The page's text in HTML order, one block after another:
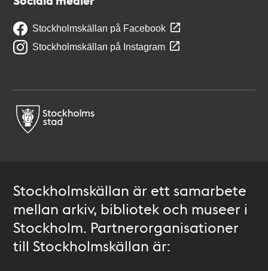
Stockholmskällan på Facebook
Stockholmskällan på Instagram
Stockholmskällan är ett samarbete
mellan arkiv, bibliotek och museer i
Stockholm. Partnerorganisationer
till Stockholmskällan är: